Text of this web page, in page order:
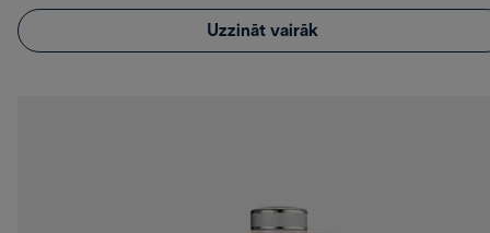
Uzzināt vairāk